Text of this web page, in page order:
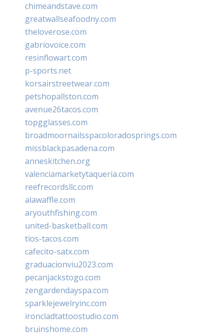
chimeandstave.com
greatwallseafoodny.com
theloverose.com
gabriovoice.com
resinflowart.com
p-sports.net
korsairstreetwear.com
petshopallston.com
avenue26tacos.com
topgglasses.com
broadmoornailsspacoloradosprings.com
missblackpasadena.com
anneskitchen.org
valenciamarketytaqueria.com
reefrecordsllc.com
alawaffle.com
aryouthfishing.com
united-basketball.com
tios-tacos.com
cafecito-satx.com
graduacionviu2023.com
pecanjackstogo.com
zengardendayspa.com
sparklejewelryinc.com
ironcladtattoostudio.com
bruinshome.com